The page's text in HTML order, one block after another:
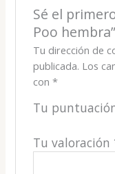
Sé el
Poo hembra”
Tu dirección de
publicada. Los
con *
Tu
Tu valoración